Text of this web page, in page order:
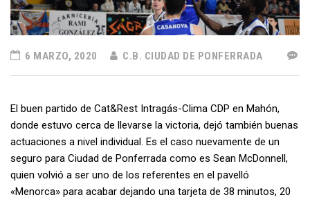
6 MARZO, 2020 C.B. CIUDAD DE PONFERRADA
El buen partido de Cat&Rest Intragás-Clima CDP en Mahón,
donde estuvo cerca de llevarse la victoria, dejó también buenas
actuaciones a nivel individual. Es el caso nuevamente de un
seguro para Ciudad de Ponferrada como es Sean McDonnell,
quien volvió a ser uno de los referentes en el pavelló
«Menorca» para acabar dejando una tarjeta de 38 minutos, 20